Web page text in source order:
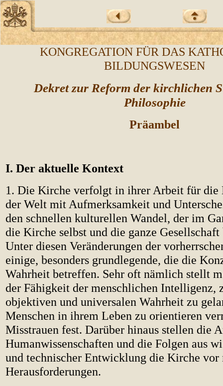
KONGREGATION FÜR DAS
BILDUNGSWESEN
Dekret zur Reform der kirchlichen
Philosophie
Präambel
I. Der aktuelle Kontext
1. Die Kirche verfolgt in ihrer Arbeit für die
der Welt mit Aufmerksamkeit und
den schnellen kulturellen Wandel, der im
die Kirche selbst und die ganze
Unter diesen Veränderungen der
einige, besonders grundlegende, die die
Wahrheit betreffen. Sehr oft nämlich stellt
der Fähigkeit der menschlichen Intelligenz,
objektiven und universalen Wahrheit zu
Menschen in ihrem Leben zu orientieren
Misstrauen fest. Darüber hinaus stellen die
Humanwissenschaften und die Folgen aus
und technischer Entwicklung die Kirche vor
Herausforderungen.